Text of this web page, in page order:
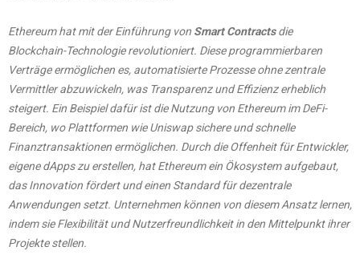
Ethereum hat mit der Einführung von Smart Contractsdie
Blockchain-Technologie revolutioniert. Diese programmierbaren
Verträge ermöglichen es, automatisierte Prozesse ohne zentrale
Vermittler abzuwickeln, was Transparenz und Effizienz erheblich
steigert. Ein Beispiel dafür ist die Nutzung von Ethereum im DeFi-
Bereich, wo Plattformen wie Uniswap sichere und schnelle
Finanztransaktionen ermöglichen. Durch die Offenheit für Entwickler,
eigene dApps zu erstellen, hat Ethereum ein Ökosystem aufgebaut,
das Innovation fördert und einen Standard für dezentrale
Anwendungen setzt. Unternehmen können von diesem Ansatz lernen,
indem sie Flexibilität und Nutzerfreundlichkeit in den Mittelpunkt ihrer
Projekte stellen.